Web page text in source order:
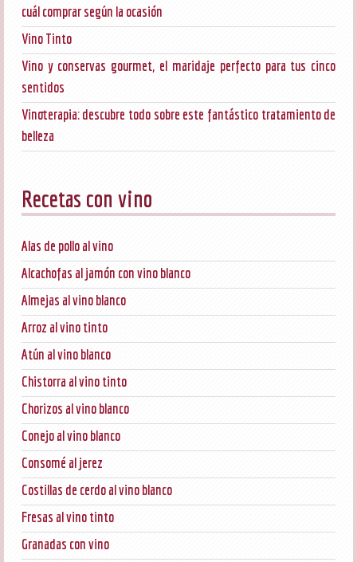
cuál comprar según la ocasión
Vino Tinto
Vino y conservas gourmet, el maridaje perfecto para tus cinco
sentidos
Vinoterapia: descubre todo sobre este fantástico tratamiento de
belleza
Recetas con vino
Alas de pollo al vino
Alcachofas al jamón con vino blanco
Almejas al vino blanco
Arroz al vino tinto
Atún al vino blanco
Chistorra al vino tinto
Chorizos al vino blanco
Conejo al vino blanco
Consomé al jerez
Costillas de cerdo al vino blanco
Fresas al vino tinto
Granadas con vino